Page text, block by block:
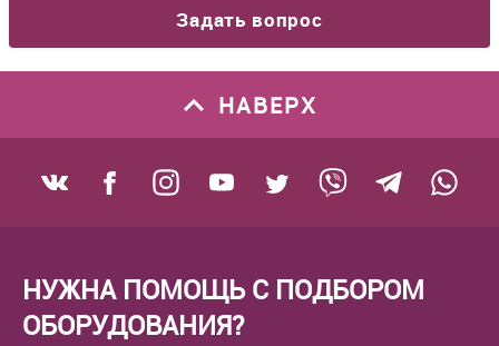
Задать вопрос
НАВЕРХ
НУЖНА ПОМОЩЬ С ПОДБОРОМ
ОБОРУДОВАНИЯ?